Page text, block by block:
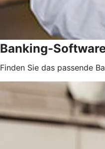
Banking-
Finden Sie das passende